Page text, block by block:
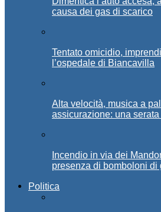
causa dei gas di scarico
Tentato omicidio,
l’ospedale di Biancavilla
Alta velocità, musica a
assicurazione: una
Incendio in via dei
presenza di bomboloni di
Politica